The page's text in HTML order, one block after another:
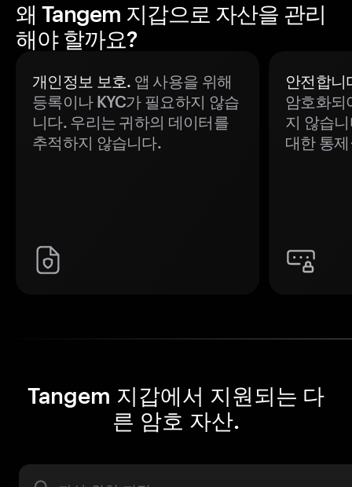
왜 Tangem 지갑으로 자산을 관리
해야 할까요?
개인정보 보호. 앱 사용을 위해
등록이나 KYC가 필요하지 않습
니다. 우리는 귀하의 데이터를
추적하지 않습니다.
안전합니
암호화되
지 않습
대한 통
Tangem 지갑에서 지원되는 다
른 암호 자산.